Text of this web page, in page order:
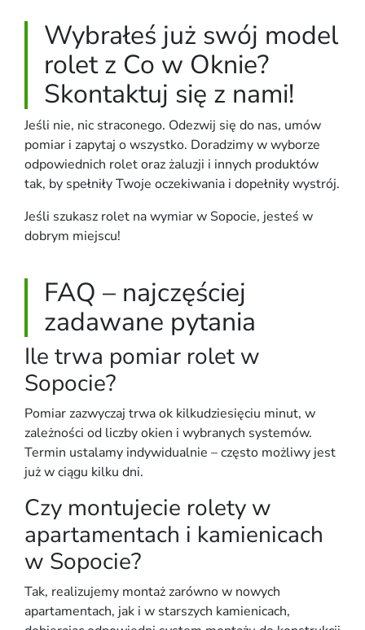
Wybrałeś już swój model
rolet z Co w Oknie?
Skontaktuj się z nami!
Jeśli nie, nic straconego. Odezwij się do nas, umów
pomiar i zapytaj o wszystko. Doradzimy w wyborze
odpowiednich rolet oraz żaluzji i innych produktów
tak, by spełniły Twoje oczekiwania i dopełniły wystrój.
Jeśli szukasz rolet na wymiar w Sopocie, jesteś w
dobrym miejscu!
FAQ – najczęściej
zadawane pytania
Ile trwa pomiar rolet w
Sopocie?
Pomiar zazwyczaj trwa ok kilkudziesięciu minut, w
zależności od liczby okien i wybranych systemów.
Termin ustalamy indywidualnie – często możliwy jest
już w ciągu kilku dni.
Czy montujecie rolety w
apartamentach i kamienicach
w Sopocie?
Tak, realizujemy montaż zarówno w nowych
apartamentach, jak i w starszych kamienicach,